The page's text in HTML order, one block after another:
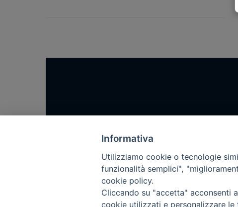
Come abbonarsi
Informativa
Utilizziamo cookie o tecnologie
funzionalità semplici",
cookie policy.
Cliccando su "accetta" acconsenti
cookie utilizzati e personalizzare